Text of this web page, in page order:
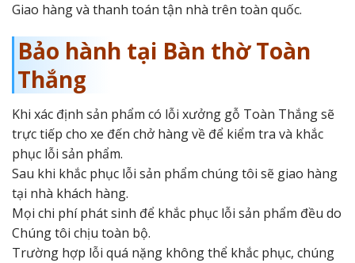
Giao hàng và thanh toán tận nhà trên toàn quốc.
Bảo hành tại Bàn thờ Toàn
Thắng
Khi xác định sản phẩm có lỗi xưởng gỗ Toàn Thắng sẽ
trực tiếp cho xe đến chở hàng về để kiểm tra và khắc
phục lỗi sản phẩm.
Sau khi khắc phục lỗi sản phẩm chúng tôi sẽ giao hàng
tại nhà khách hàng.
Mọi chi phí phát sinh để khắc phục lỗi sản phẩm đều do
Chúng tôi chịu toàn bộ.
Trường hợp lỗi quá nặng không thể khắc phục, chúng